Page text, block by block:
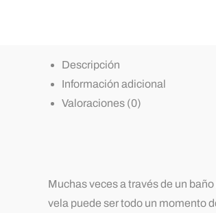
Descripción
Información adicional
Valoraciones (0)
Muchas veces a través de un
vela puede ser todo un momento